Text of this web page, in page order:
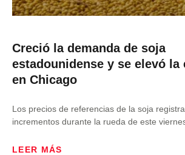
Creció la demanda de soja
estadounidense y se elevó la
en Chicago
Los precios de referencias de la soja
incrementos durante la rueda de este
LEER MÁS